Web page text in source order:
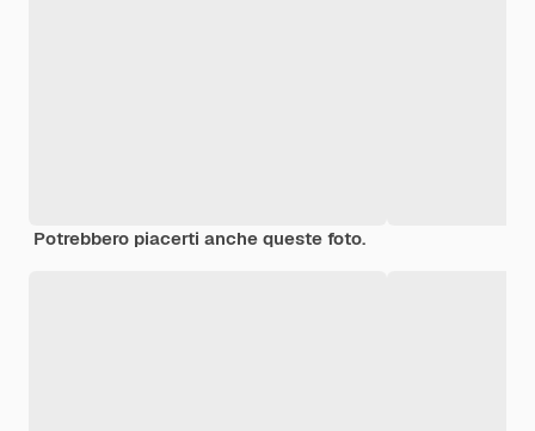
Potrebbero piacerti anche queste foto.